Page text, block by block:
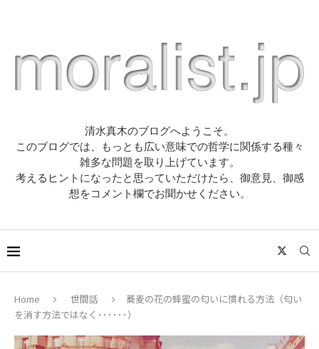
清水真木のブログへようこそ。
このブログでは、もっとも広い意味での哲学に関係する種々
雑多な問題を取り上げています。
考えるヒントになったと思っていただけたら、御意見、御感
想をコメント欄でお聞かせください。
Home 世間話
蕎麦の花の蜂蜜の匂いに慣れる方法（匂い
を消す方法ではなく･･････）